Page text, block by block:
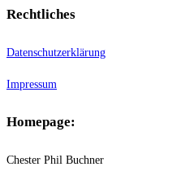
Rechtliches
Datenschutzerklärung
Impressum
Homepage:
Chester Phil Buchner